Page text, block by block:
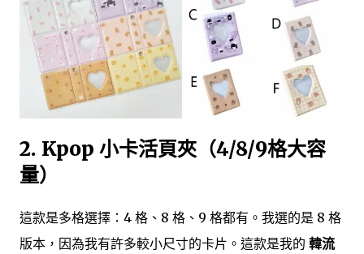
2. Kpop 小卡活頁夾（4/8/9格大容
量）
這款是多格選擇：4 格、8 格、9 格都有。我選的是 8 格
版本，因為我有許多較小尺寸的卡片。這款是我的 韓流